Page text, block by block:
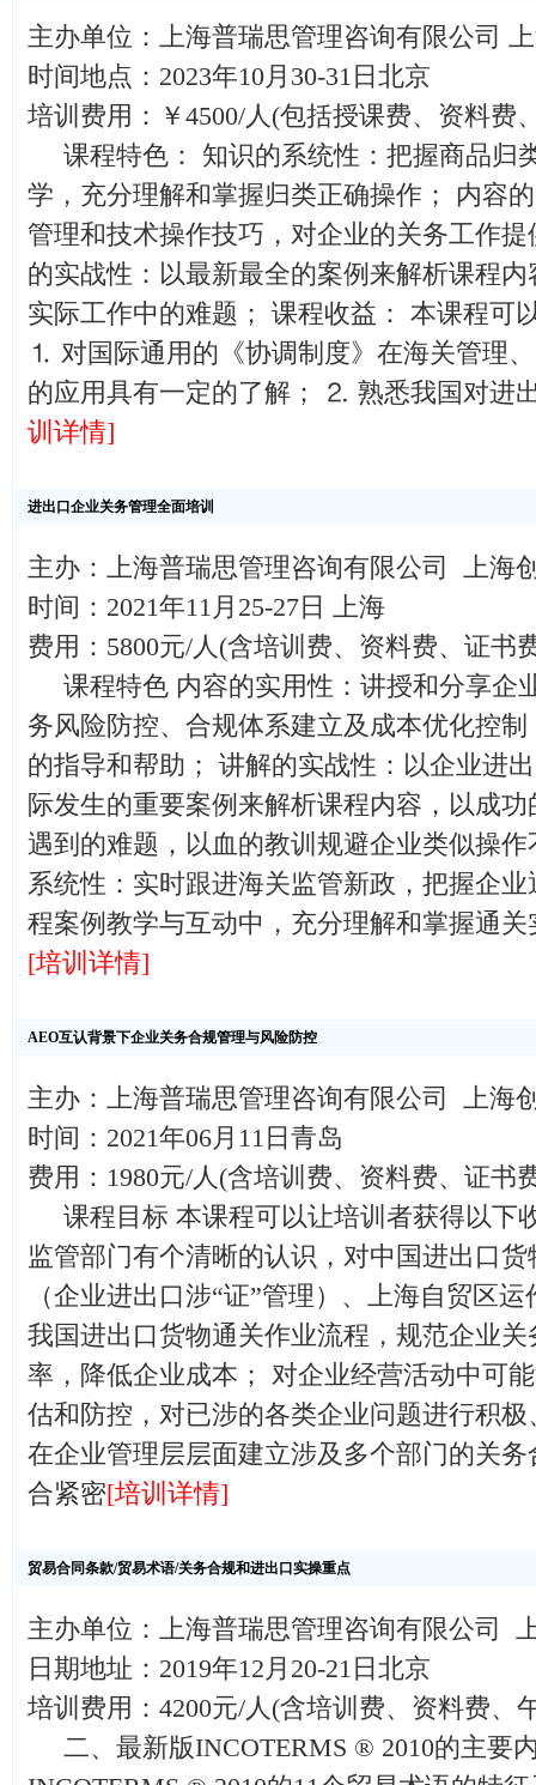
主办单位：上海普瑞思管理咨询有限公司
时间地点：2023年10月30-31日北京
培训费用：￥4500/人(包括授课费、资料费
课程特色： 知识的系统性：把握商品归
学，充分理解和掌握归类正确操作； 内容
管理和技术操作技巧，对企业的关务工作
的实战性：以最新最全的案例来解析课程
实际工作中的难题； 课程收益： 本课程可
⒈ 对国际通用的《协调制度》在海关管理
的应用具有一定的了解； ⒉ 熟悉我国对进
训详情]
进出口企业关务管理全面培训
主办：上海普瑞思管理咨询有限公司 上海
时间：2021年11月25-27日 上海
费用：5800元/人(含培训费、资料费、证书
课程特色 内容的实用性：讲授和分享企
务风险防控、合规体系建立及成本优化控
的指导和帮助； 讲解的实战性：以企业进
际发生的重要案例来解析课程内容，以成
遇到的难题，以血的教训规避企业类似操
系统性：实时跟进海关监管新政，把握企
程案例教学与互动中，充分理解和掌握通
[培训详情]
AEO互认背景下企业关务合规管理与风险防控
主办：上海普瑞思管理咨询有限公司 上海
时间：2021年06月11日青岛
费用：1980元/人(含培训费、资料费、证书
课程目标 本课程可以让培训者获得以下
监管部门有个清晰的认识，对中国进出口
（企业进出口涉“证”管理）、上海自贸区
我国进出口货物通关作业流程，规范企业
率，降低企业成本； 对企业经营活动中可
估和防控，对已涉的各类企业问题进行积
在企业管理层层面建立涉及多个部门的关
合紧密[培训详情]
贸易合同条款/贸易术语/关务合规和进出口实操重点
主办单位：上海普瑞思管理咨询有限公司
日期地址：2019年12月20-21日北京
培训费用：4200元/人(含培训费、资料费、
二、最新版INCOTERMS ® 2010的主要